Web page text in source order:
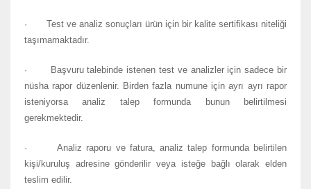
· Test ve analiz sonuçları ürün için bir kalite sertifikası niteliği
taşımamaktadır.
· Başvuru talebinde istenen test ve analizler için sadece bir
nüsha rapor düzenlenir. Birden fazla numune için ayrı ayrı rapor
isteniyorsa analiz talep formunda bunun belirtilmesi
gerekmektedir.
· Analiz raporu ve fatura, analiz talep formunda belirtilen
kişi/kuruluş adresine gönderilir veya isteğe bağlı olarak elden
teslim edilir.